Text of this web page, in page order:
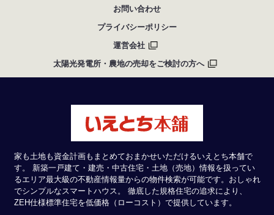
お問い合わせ
プライバシーポリシー
運営会社
太陽光発電所・農地の売却をご検討の方へ
家も土地も資金計画もまとめておまかせいただけるいえとち本舗で
す。 新築一戸建て・建売・中古住宅・土地（売地）情報を扱ってい
るエリア最大級の不動産情報量からの物件検索が可能です。おしゃれ
でシンプルなスマートハウス。 徹底した規格住宅の追求により、
ZEH仕様標準住宅を低価格（ローコスト）で提供しています。